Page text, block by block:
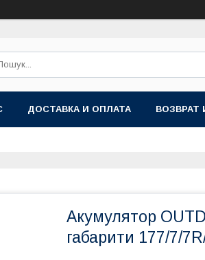
ДОСТАВКА И ОПЛАТА ВОЗВРАТ
Акумулятор
габарити 177/7/